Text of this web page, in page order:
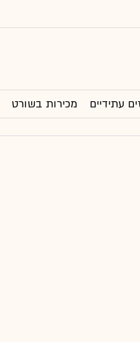
עתידיים מכירות בשורט